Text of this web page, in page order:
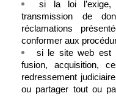
si la loi
transmission de
réclamations
conformer aux
si le site web est
fusion, acquisition,
redressement
ou partager tout ou